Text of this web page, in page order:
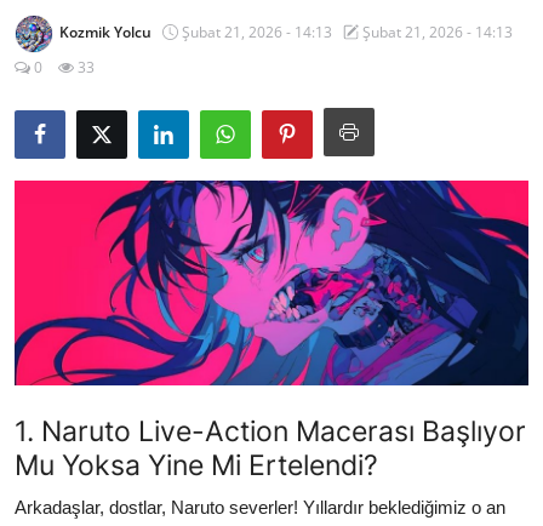
Anime Karakterleri
Dizi & Film
Kozmik Yolcu Şubat 21, 2026 - 14:13
Şubat 21, 2026 - 14:13
0
33
1. Naruto Live-Action Macerası Başlıyor
Mu Yoksa Yine Mi Ertelendi?
Arkadaşlar, dostlar, Naruto severler! Yıllardır beklediğimiz o an